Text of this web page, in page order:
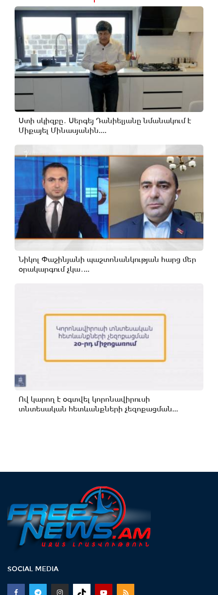
Ստի սկիզբը․ Սերգեյ Դանիելյանը նմանակում է
Միքայել Մինասյանին....
Նիկոլ Փաշինյանի պաշտոնանկության հարց մեր
օրակարգում չկա․...
Ով կարող է օգտվել կորոնավիրուսի
տնտեսական հետևանքների չեզոքացման...
SOCIAL MEDIA